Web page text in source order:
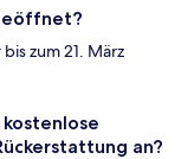
zum 21. März
an?